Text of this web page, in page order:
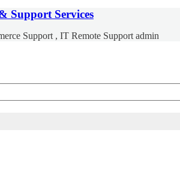
Support Services
Support , IT Remote Support admin